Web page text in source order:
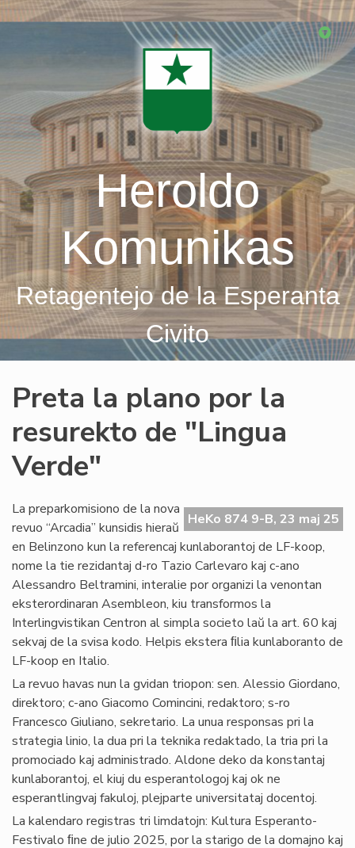
Skip
Heroldo
Komunikas
Retagentejo de la Esperanta
Civito
Preta la plano por la
resurekto de "Lingua
Verde"
HeKo 874 9-B, 23 maj 25
La preparkomisiono de la nova
revuo “Arcadia” kunsidis hieraŭ
en Belinzono kun la referencaj kunlaborantoj de LF-koop,
nome la tie rezidantaj d-ro Tazio Carlevaro kaj c-ano
Alessandro Beltramini, interalie por organizi la venontan
eksterordinaran Asembleon, kiu transformos la
Interlingvistikan Centron al simpla societo laŭ la art. 60 kaj
sekvaj de la svisa kodo. Helpis ekstera ﬁlia kunlaboranto de
LF-koop en Italio.
La revuo havas nun la gvidan triopon: sen. Alessio Giordano,
direktoro; c-ano Giacomo Comincini, redaktoro; s-ro
Francesco Giuliano, sekretario. La unua responsas pri la
strategia linio, la dua pri la teknika redaktado, la tria pri la
promociado kaj administrado. Aldone deko da konstantaj
kunlaborantoj, el kiuj du esperantologoj kaj ok ne
esperantlingvaj fakuloj, plejparte universitataj docentoj.
La kalendaro registras tri limdatojn: Kultura Esperanto-
Festivalo ﬁne de julio 2025, por la starigo de la domajno kaj